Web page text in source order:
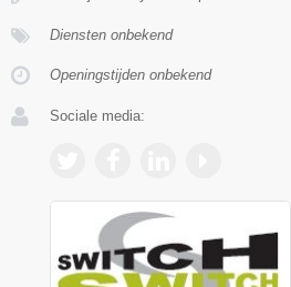
Diensten onbekend
Openingstijden onbekend
Sociale media: